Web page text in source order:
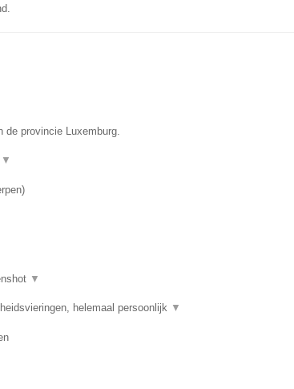
de provincie Luxemburg.
▼
)
▼
helemaal persoonlijk ▼